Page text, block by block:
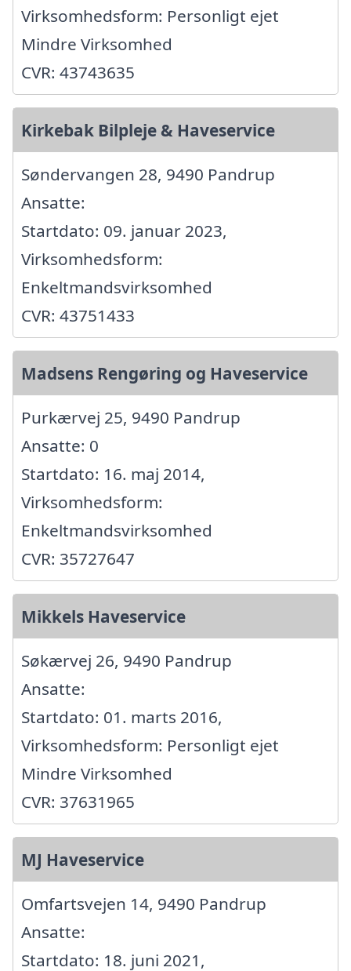
Virksomhedsform: Personligt ejet
Mindre Virksomhed
CVR: 43743635
Kirkebak Bilpleje & Haveservice
Søndervangen 28, 9490 Pandrup
Ansatte:
Startdato: 09. januar 2023,
Virksomhedsform:
Enkeltmandsvirksomhed
CVR: 43751433
Madsens Rengøring og Haveservice
Purkærvej 25, 9490 Pandrup
Ansatte: 0
Startdato: 16. maj 2014,
Virksomhedsform:
Enkeltmandsvirksomhed
CVR: 35727647
Mikkels Haveservice
Søkærvej 26, 9490 Pandrup
Ansatte:
Startdato: 01. marts 2016,
Virksomhedsform: Personligt ejet
Mindre Virksomhed
CVR: 37631965
MJ Haveservice
Omfartsvejen 14, 9490 Pandrup
Ansatte:
Startdato: 18. juni 2021,